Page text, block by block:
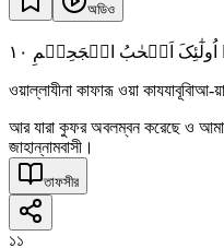
অডিও
اُولٰٓئِکَ اَصۡحٰبُ الۡجَحِیۡمِ ١۰
ওয়াল্লাযীনা কাফারূ ওয়া
আর যারা কুফর অবলম্বন করেছে ও আমার
জাহান্নামবাসী।
তাফসীর
১১